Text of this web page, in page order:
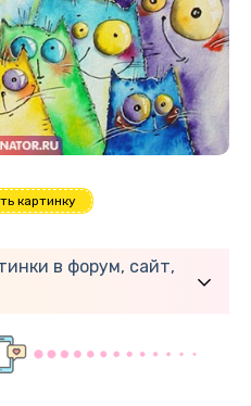
картинку
в форум, сайт,